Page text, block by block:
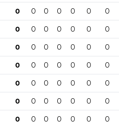
0 0 0 0 0 0 0
0 0 0 0 0 0 0
0 0 0 0 0 0 0
0 0 0 0 0 0 0
0 0 0 0 0 0 0
0 0 0 0 0 0 0
0 0 0 0 0 0 0